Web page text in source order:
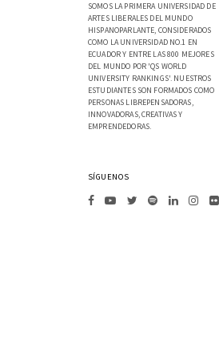
SOMOS LA PRIMERA UNIVERSIDAD DE
ARTES LIBERALES DEL MUNDO
HISPANOPARLANTE, CONSIDERADOS
COMO LA UNIVERSIDAD NO.1 EN
ECUADOR Y ENTRE LAS 800 MEJORES
DEL MUNDO POR 'QS WORLD
UNIVERSITY RANKINGS'. NUESTROS
ESTUDIANTES SON FORMADOS COMO
PERSONAS LIBREPENSADORAS,
INNOVADORAS, CREATIVAS Y
EMPRENDEDORAS.
SÍGUENOS